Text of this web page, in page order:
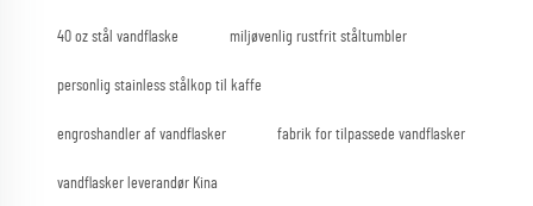
40 oz stål vandflaske miljøvenlig rustfrit ståltumbler
personlig stainless stålkop til kaffe
engroshandler af vandflasker fabrik for tilpassede vandflasker
vandflasker leverandør Kina